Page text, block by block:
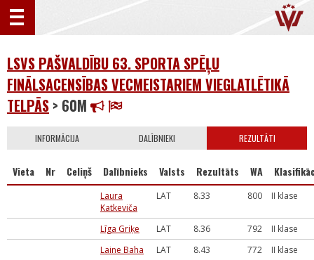
LSVS PAŠVALDĪBU 63. SPORTA SPĒĻU
FINĀLSACENSĪBAS VECMEISTARIEM VIEGLATLĒTIKĀ
TELPĀS > 60M
INFORMĀCIJA DALĪBNIEKI REZULTĀTI
Vieta Nr Celiņš Dalībnieks Valsts Rezultāts WA
Laura
Katkeviča
LAT 8.33 800 II klase
Līga Griķe LAT 8.36 792
II klase
Laine Baha
LAT 8.43 772
II klase